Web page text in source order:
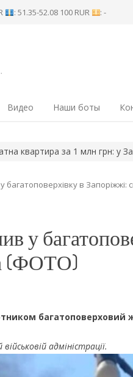
: 51.35-52.08 100 RUR : -
Видео Наши боты
млн грн: у Запоріжжі на
багатоповерхівку в
у
(ФОТО)
адміністрації.